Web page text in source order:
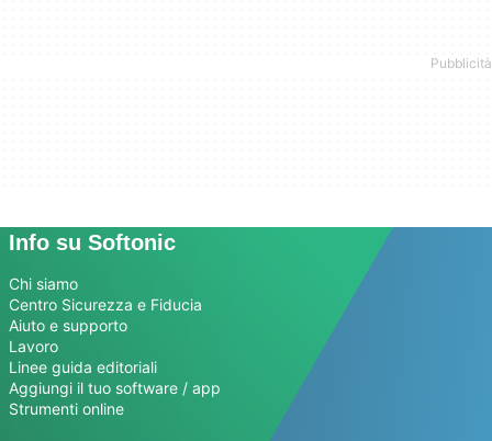
Info su Softonic
Chi siamo
Centro Sicurezza e Fiducia
Aiuto e supporto
Lavoro
Linee guida editoriali
Aggiungi il tuo software / app
Strumenti online